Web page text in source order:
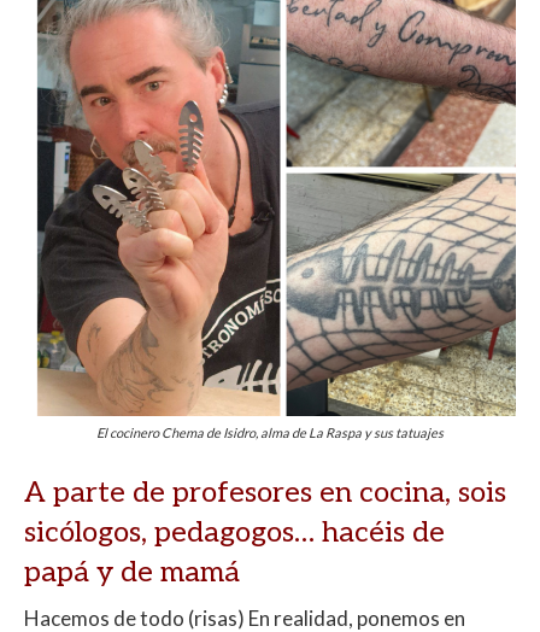
El cocinero Chema de Isidro, alma de La Raspa y sus tatuajes
A parte de profesores en cocina, sois
sicólogos, pedagogos… hacéis de
papá y de mamá
Hacemos de todo (risas) En realidad, ponemos en